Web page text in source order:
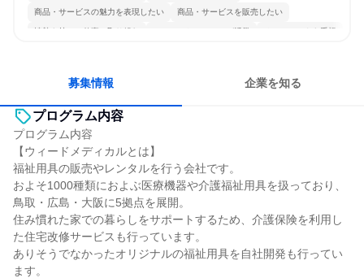
商品・サービスの魅力を表現したい 商品・サービスを販売したい
情熱を持って仕事に取り組む コミュニケーションが活発 チームワークを重視
募集情報 企業を知る
プログラム内容
プログラム内容
【ウィードメディカルとは】
福祉用具の販売やレンタルを行う会社です。
およそ1000種類におよぶ医療機器や介護福祉用具を扱っており、
鳥取・広島・大阪に5拠点を展開。
住み慣れた家での暮らしをサポートするため、介護保険を利用し
た住宅改修サービスも行っています。
ありそうでなかったオリジナルの福祉用具を自社開発も行ってい
ます。